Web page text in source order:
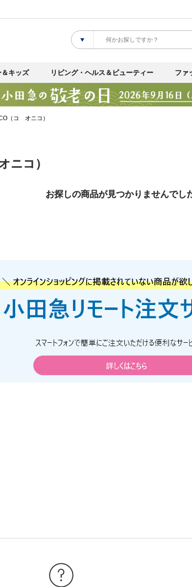
キッズ リビング・ヘルス＆ビューティー ファ
（コ オニコ）
コ）
お探しの商品が見つかりませんでし